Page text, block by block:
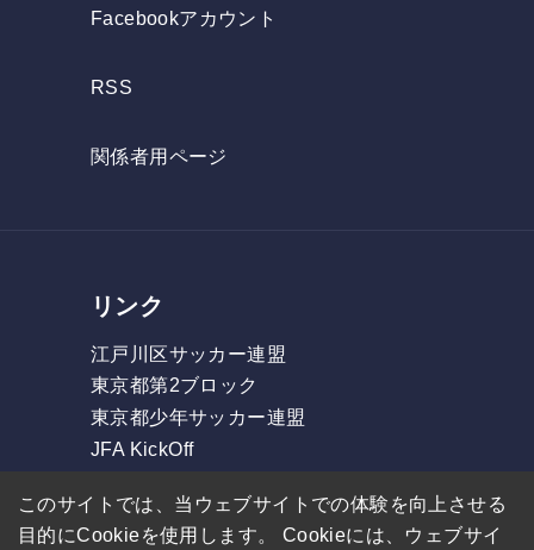
このサイトでは、当ウェブサイトでの体験を向上させる
目的にCookieを使用します。 Cookieには、ウェブサイ
Facebookアカウント
RSS
関係者用ページ
リンク
江戸川区サッカー連盟
東京都第2ブロック
東京都少年サッカー連盟
JFA KickOff
東部リーグ
GOリーグ